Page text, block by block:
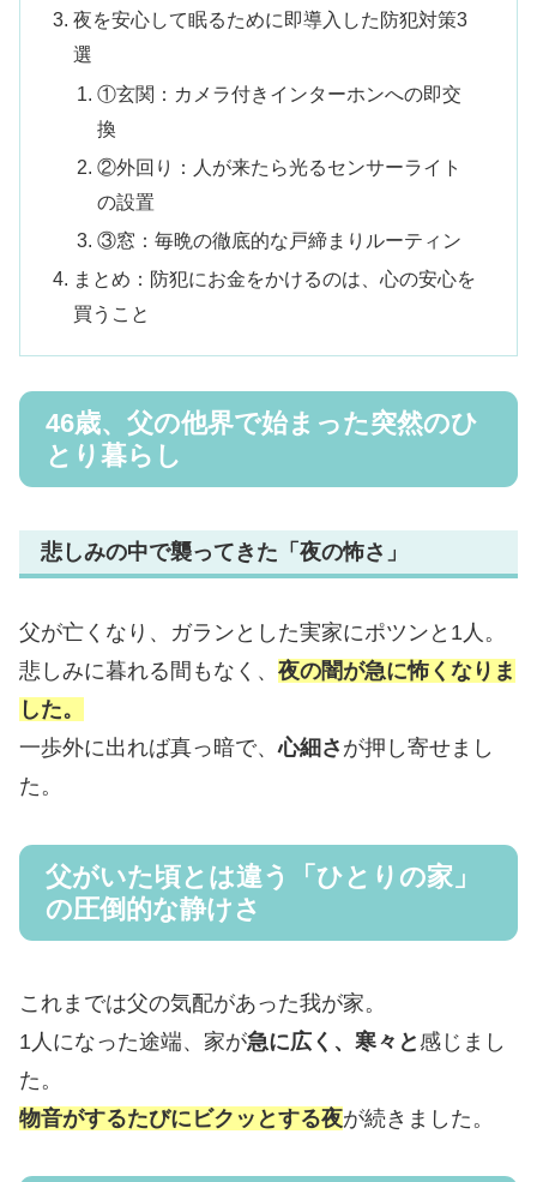
夜を安心して眠るために即導入した防犯対策3
選
①玄関：カメラ付きインターホンへの即交
換
②外回り：人が来たら光るセンサーライト
の設置
③窓：毎晩の徹底的な戸締まりルーティン
まとめ：防犯にお金をかけるのは、心の安心を
買うこと
46歳、父の他界で始まった突然のひ
とり暮らし
悲しみの中で襲ってきた「夜の怖さ」
父が亡くなり、ガランとした実家にポツンと1人。
悲しみに暮れる間もなく、 夜の闇が急に怖くなりま
した。
一歩外に出れば真っ暗で、心細さ が押し寄せまし
た。
父がいた頃とは違う「ひとりの家」
の圧倒的な静けさ
これまでは父の気配があった我が家。
1人になった途端、家が急に広く、寒々と 感じまし
た。
物音がするたびにビクッとする夜が続きました。